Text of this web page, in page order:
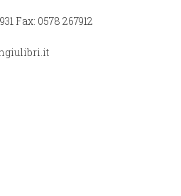
Fax: 0578 267912